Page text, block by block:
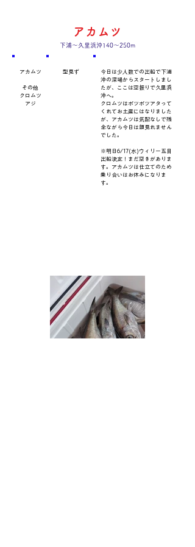
アカムツ
下浦～久里浜沖140～250m
アカムツ
その他
クロムツ
アジ
型見ず
今日は少人数での出船で下浦
沖の深場からスタートしまし
たが、ここは空振りで久里浜
沖へ。
クロムツはポツポツアタって
くれてお土産にはなりました
が、アカムツは気配なしで残
念ながら今日は顔見れません
でした。
※明日6/17(水)ウィリー五目
出船決定！まだ空きがありま
す。アカムツは仕立てのため
乗り合いはお休みになりま
す。